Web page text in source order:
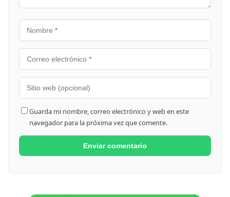
Guarda mi nombre, correo electrónico y web en este
navegador para la próxima vez que comente.